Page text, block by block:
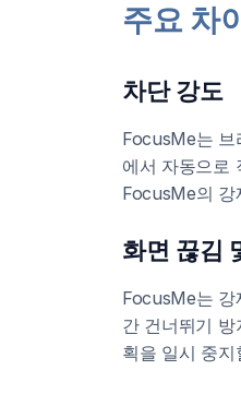
주요 차
차단 강도
FocusMe는 브
에서 자동으로
FocusMe의 강
화면 끊김
FocusMe는 강
간 건너뛰기
획을 일시 중